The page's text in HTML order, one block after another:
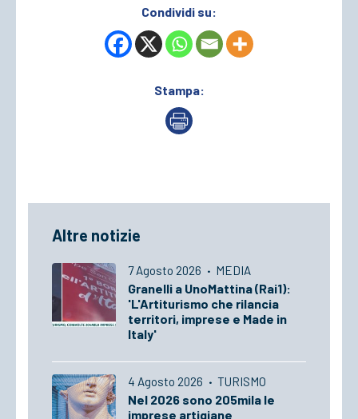
Condividi su:
Stampa:
Altre notizie
7 Agosto 2026 · MEDIA
Granelli a UnoMattina (Rai1):
'L'Artiturismo che rilancia
territori, imprese e Made in
Italy'
4 Agosto 2026 · TURISMO
Nel 2026 sono 205mila le
imprese artigiane